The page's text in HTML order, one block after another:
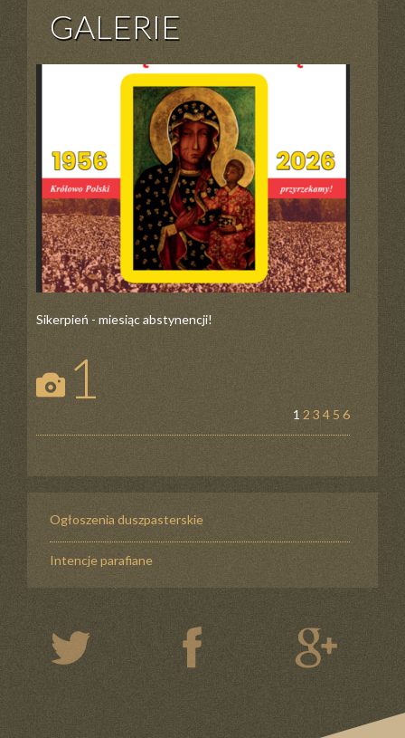
GALERIE
Sikerpień - miesiąc abstynencji!
1
1 2 3 4 5 6
Ogłoszenia duszpasterskie
Intencje parafiane